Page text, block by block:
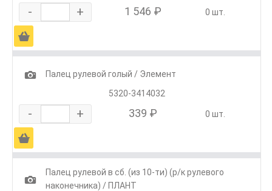
- + 1 546 ₽ 0 шт.
Ä
1
Палец рулевой голый / Элемент
5320-3414032
- + 339 ₽ 0 шт.
Ä
1
Палец рулевой в сб. (из 10-ти) (р/к рулевого
наконечника) / ПЛАНТ